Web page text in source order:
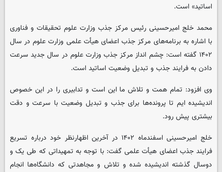
اساتید» است.
محمد خلج امیرحسینی رئیس مرکز جذب وزارت علوم تحقیقات و فناوری
با اشاره به برنامه‌های مرکز جذب اعضای هیأت علمی وزارت علوم در سال
۱۴۰۲ گفته است: چشم انداز مرکز جذب وزارت علوم در سال جدید سرعت
دادن به فرایند جذب و تبدیل وضعیت اساتید است.
وی افزود: تمام همت و تلاش ما این است و تدابیری را در این خصوص
اندیشیده ایم تا پرونده‌ها برای جذب و تبدیل وضعیت با سرعت و دقت
بیشتری پیش رود.
خلج امیرحسینی اسفندماه ۱۴۰۲ در آخرین اظهارنظر خود درباره تسریع
فرایند جذب اعضای هیأت علمی گفت: با توجه به تمهیداتی که طی یک و
دوسال گذشته اندیشیده شده و تلاش و مجاهدتی که دانشگاه‌ها انجام